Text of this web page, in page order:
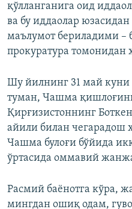
қўлланганига оид
ва бу иддаолар
маълумот бериладими –
прокуратура томонидан
Шу йилнинг 31 май куни
туман, Чашма
Қирғизистоннинг
айили билан чегарадош
Чашма булоғи бўйида
ўртасида оммавий
Расмий баёнотга кўра,
мингдан ошиқ одам,